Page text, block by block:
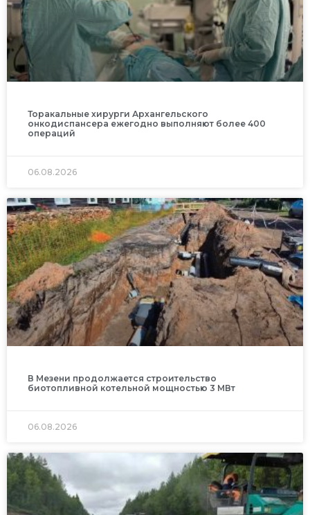
Торакальные хирурги Архангельского
онкодиспансера ежегодно выполняют более 400
операций
06.08.2026
В Мезени продолжается строительство
биотопливной котельной мощностью 3 МВт
06.08.2026